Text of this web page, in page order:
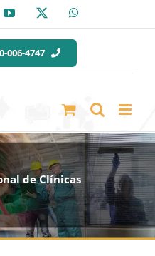
YouTube
006-4747
de Clínicas